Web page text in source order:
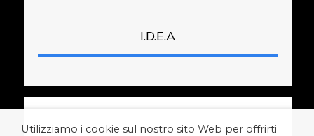
I.D.E.A
Utilizziamo i cookie sul nostro sito Web per offrirti